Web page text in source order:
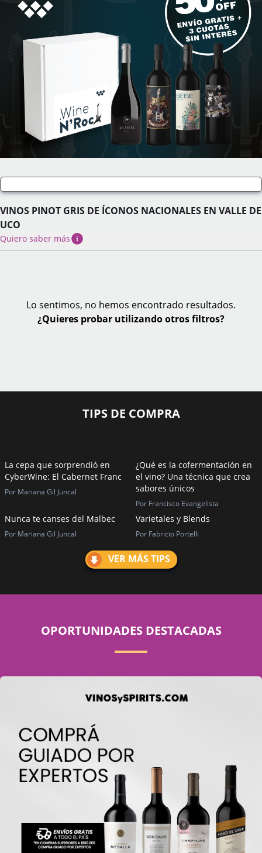
VINOS PINOT GRIS DE ÍCONOS NACIONALES EN VALLE DE
UCO
Quiero saber más
Lo sentimos, no hemos encontrado resultados.
¿Quieres probar utilizando otros filtros?
TIPS DE COMPRA
La cepa que sorprendió en
CyberWine: El Cabernet Franc
Por Mariana Gil Juncal
¿Qué es la cofermentación en
el vino? Una técnica que crea
sabores únicos
Por Francisco Evangelista
Nunca te canses del Malbec
Por Mariana Gil Juncal
Varietales y Blends
Por Fabricio Portelli
VER MÁS TIPS
OPORTUNIDADES DESTACADAS